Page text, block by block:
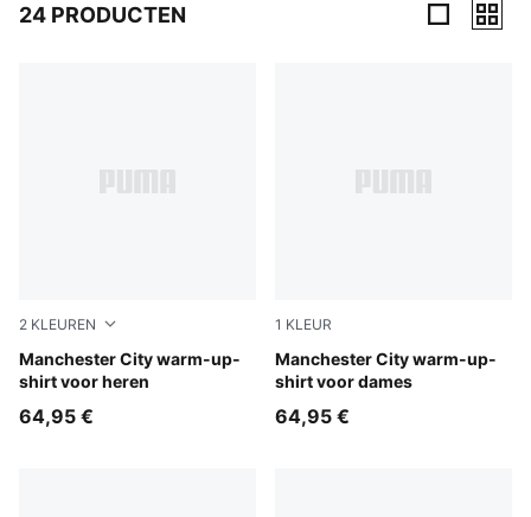
24 PRODUCTEN
2 KLEUREN
Manchester City warm-up-
shirt voor heren
Icy Blue-Regal Blue
64,95 €
1 KLEUR
Manchester City warm-up-
shirt voor dames
Icy Blue-Regal Blue
64,95 €